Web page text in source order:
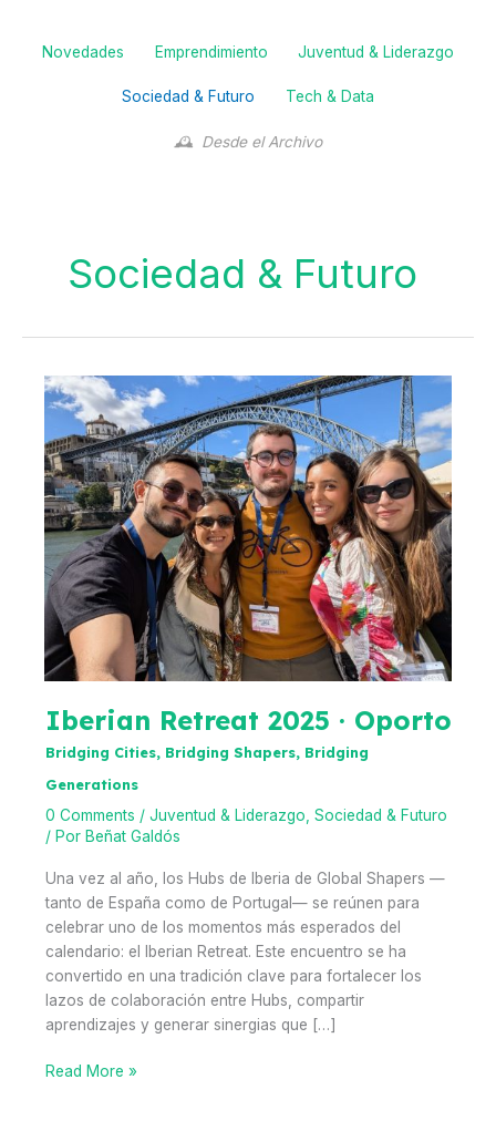
Novedades Emprendimiento Juventud & Liderazgo
Sociedad & Futuro Tech & Data
Desde el Archivo
Sociedad & Futuro
Iberian Retreat 2025 · Oporto
Bridging Cities, Bridging Shapers, Bridging
Generations
0 Comments / Juventud & Liderazgo, Sociedad & Futuro
/ Por Beñat Galdós
Una vez al año, los Hubs de Iberia de Global Shapers —
tanto de España como de Portugal— se reúnen para
celebrar uno de los momentos más esperados del
calendario: el Iberian Retreat. Este encuentro se ha
convertido en una tradición clave para fortalecer los
lazos de colaboración entre Hubs, compartir
aprendizajes y generar sinergias que […]
Iberian
Read More »